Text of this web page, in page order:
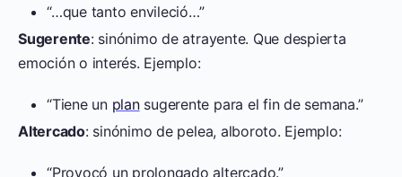
“…que tanto envileció…”
Sugerente: sinónimo de atrayente. Que despierta
emoción o interés. Ejemplo:
“Tiene un plansugerente para el fin de semana.”
Altercado: sinónimo de pelea, alboroto. Ejemplo:
“Provocó un prolongado altercado.”